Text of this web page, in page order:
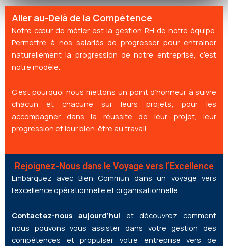
Aller au-Delà de la Compétence
Notre cœur de métier est la gestion RH de notre équipe.
Permettre à nos salariés de progresser pour entrainer
naturellement la progression de notre entreprise, c’est
notre modèle.
C’est pourquoi nous mettons un point d’honneur à suivre
chacun et chacune sur leurs projets, pour les
accompagner dans la réussite de leur projet, leur
progression et leur bien-être au travail.
Rejoignez-Nous dans le Voyage vers l’Excellence
Embarquez avec Bien Commun dans un voyage vers
l’excellence opérationnelle et organisationnelle.
Contactez-nous aujourd’hui et découvrez comment
nous pouvons vous assister dans votre gestion des
compétences et propulser votre entreprise vers de